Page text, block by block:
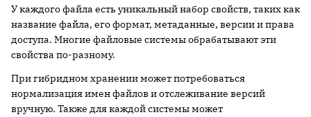
У каждого файла есть уникальный набор свойств, таких как
название файла, его формат, метаданные, версии и права
доступа. Многие файловые системы обрабатывают эти
свойства по-разному.
При гибридном хранении может потребоваться
нормализация имен файлов и отслеживание версий
вручную. Также для каждой системы может